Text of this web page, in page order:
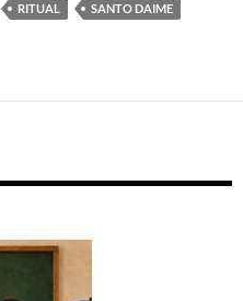
RITUAL
SANTO DAIME